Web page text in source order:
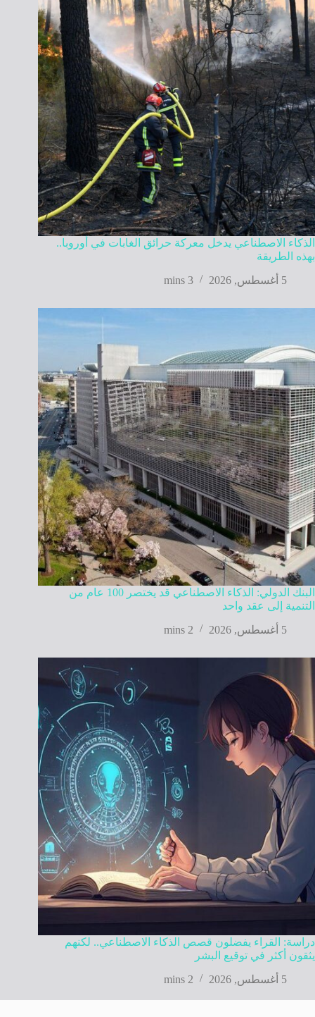
الذكاء الاصطناعي يدخل معركة حرائق الغابات في أوروبا..
بهذه الطريقة
5 أغسطس, 2026
3 mins
البنك الدولي: الذكاء الاصطناعي قد يختصر 100 عام من
التنمية إلى عقد واحد
5 أغسطس, 2026
2 mins
دراسة: القراء يفضلون قصص الذكاء الاصطناعي.. لكنهم
يثقون أكثر في توقيع البشر
5 أغسطس, 2026
2 mins